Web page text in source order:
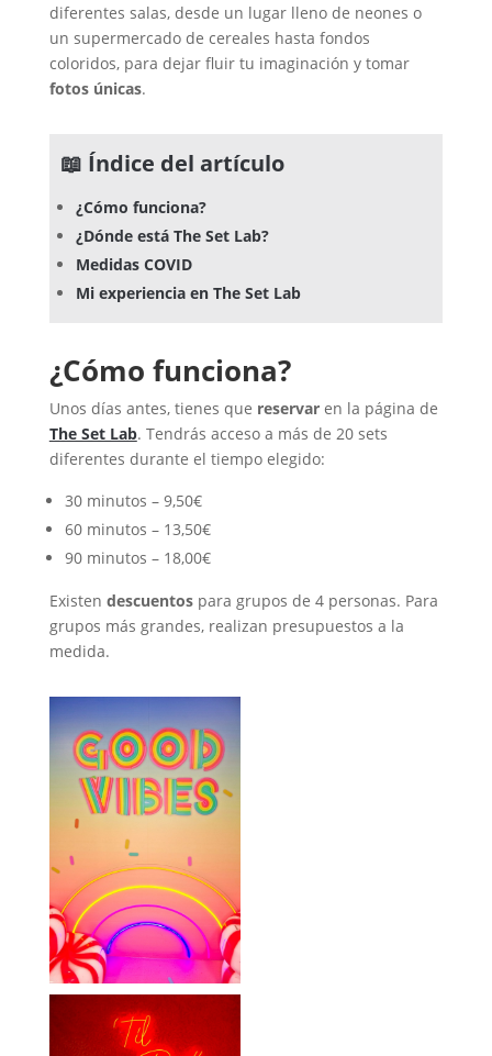
diferentes salas, desde un lugar lleno de neones o
un supermercado de cereales hasta fondos
coloridos, para dejar fluir tu imaginación y tomar
fotos únicas.
📖 Índice del artículo
¿Cómo funciona?
¿Dónde está The Set Lab?
Medidas COVID
Mi experiencia en The Set Lab
¿Cómo funciona?
Unos días antes, tienes que reservaren la página de
The Set Lab. Tendrás acceso a más de 20 sets
diferentes durante el tiempo elegido:
30 minutos – 9,50€
60 minutos – 13,50€
90 minutos – 18,00€
Existen descuentospara grupos de 4 personas. Para
grupos más grandes, realizan presupuestos a la
medida.